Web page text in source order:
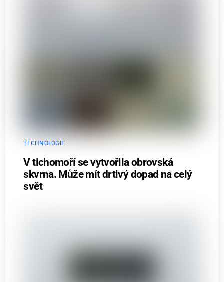
TECHNOLOGIE
V tichomoří se vytvořila obrovská
skvrna. Může mít drtivý dopad na celý
svět